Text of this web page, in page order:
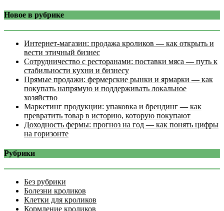
Новое в рубрике
Интернет‑магазин: продажа кроликов — как открыть и
вести этичный бизнес
Сотрудничество с ресторанами: поставки мяса — путь к
стабильности кухни и бизнесу
Прямые продажи: фермерские рынки и ярмарки — как
покупать напрямую и поддерживать локальное
хозяйство
Маркетинг продукции: упаковка и брендинг — как
превратить товар в историю, которую покупают
Доходность фермы: прогноз на год — как понять цифры
на горизонте
Рубрики
Без рубрики
Болезни кроликов
Клетки для кроликов
Кормление кроликов